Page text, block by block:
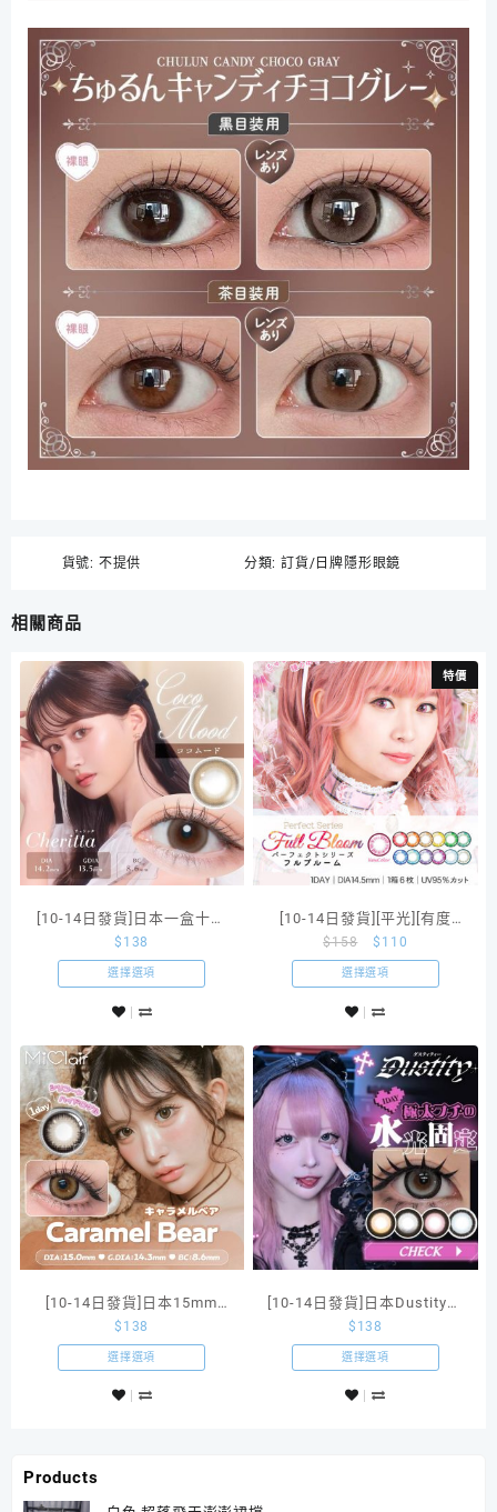
貨號: 不提供 分類: 訂貨/日牌隱形眼鏡
相關商品
[10-14日發貨]日本一盒十片
14.2mm Cheritta彩色隱形眼
鏡
$ 138
選擇選項
特價
[10-14日發貨][平光][有度
數]Perfect Series Full
Bloom 1 day日拋彩色隱形眼
$158 $ 110
選擇選項
[10-14日發貨]日本15mm
MiClair silicone hydrogel
$ 138
選擇選項
[10-14日發貨]日本Dustity系
列14.5mm/15mm日拋款隱
形眼鏡 一盒10片
$ 138
選擇選項
Products